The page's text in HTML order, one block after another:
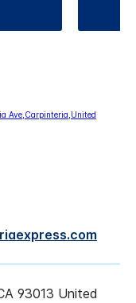
93013 United